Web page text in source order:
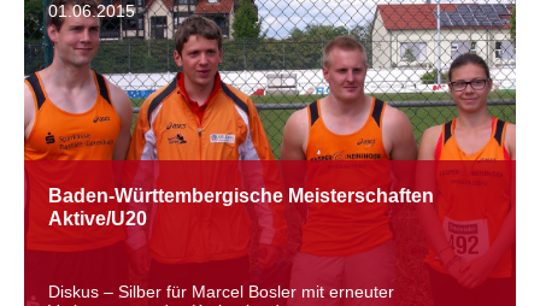
01.06.2015
Baden-Württembergische Meisterschaften
Aktive/U20
Diskus – Silber für Marcel Bosler mit erneuter